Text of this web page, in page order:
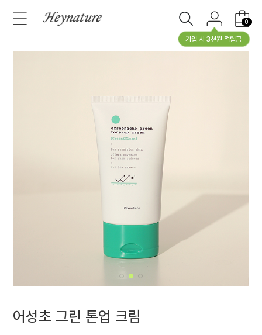
가입 시 3천원 적립금
0
어성초 그린 톤업 크림